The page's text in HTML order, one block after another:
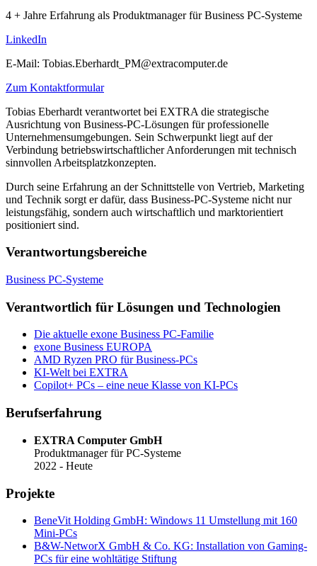
4 + Jahre Erfahrung als Produktmanager für Business PC-Systeme
LinkedIn
E-Mail: Tobias.Eberhardt_PM@extracomputer.de
Zum Kontaktformular
Tobias Eberhardt verantwortet bei EXTRA die strategische
Ausrichtung von Business-PC-Lösungen für professionelle
Unternehmensumgebungen. Sein Schwerpunkt liegt auf der
Verbindung betriebswirtschaftlicher Anforderungen mit technisch
sinnvollen Arbeitsplatzkonzepten.
Durch seine Erfahrung an der Schnittstelle von Vertrieb, Marketing
und Technik sorgt er dafür, dass Business-PC-Systeme nicht nur
leistungsfähig, sondern auch wirtschaftlich und marktorientiert
positioniert sind.
Verantwortungsbereiche
Business PC-Systeme
Verantwortlich für Lösungen und Technologien
Die aktuelle exone Business PC-Familie
exone Business EUROPA
AMD Ryzen PRO für Business-PCs
KI-Welt bei EXTRA
Copilot+ PCs – eine neue Klasse von KI-PCs
Berufserfahrung
EXTRA Computer GmbH
Produktmanager für PC-Systeme
2022 - Heute
Projekte
BeneVit Holding GmbH: Windows 11 Umstellung mit 160
Mini-PCs
B&W-NetworX GmbH & Co. KG: Installation von Gaming-
PCs für eine wohltätige Stiftung